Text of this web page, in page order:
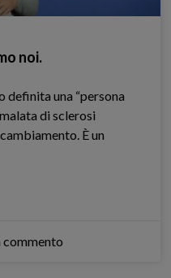
noi.
definita una “persona
di sclerosi
È un
commento